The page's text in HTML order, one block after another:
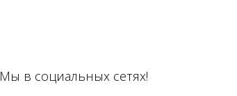
Мы в социальных сетях!